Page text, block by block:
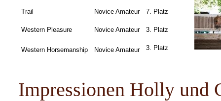
Trail Novice Amateur 7. Platz
Western Pleasure Novice Amateur 3. Platz
Western Horsemanship Novice Amateur 3. Platz
Impressionen Holly und